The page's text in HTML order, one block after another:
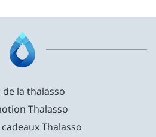
de la thalasso
Thalasso
Thalasso